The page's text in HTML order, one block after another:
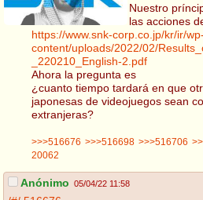
Nuestro
las acciones
https://www.snk-corp.co.jp/kr/ir/wp-
content/uploads/2022/02/
_220210_English-2.pdf
Ahora la pregunta es
¿cuanto tiempo tardará en que
japonesas de videojuegos sean
extranjeras?
>>>516676 >>>516698 >>>516706
20062
Anónimo 05/04/22 11:58